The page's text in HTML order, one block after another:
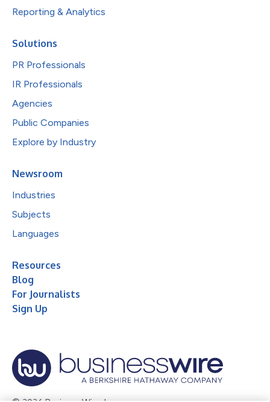
Reporting & Analytics
Solutions
PR Professionals
IR Professionals
Agencies
Public Companies
Explore by Industry
Newsroom
Industries
Subjects
Languages
Resources
Blog
For Journalists
Sign Up